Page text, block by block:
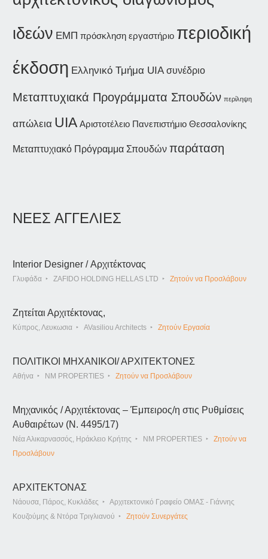
ιδεών ΕΜΠ πρόσκληση εργαστήριο περιοδική
έκδοση Ελληνικό Τμήμα UIA συνέδριο
Μεταπτυχιακά Προγράμματα Σπουδών περίληψη
απώλεια UIA Αριστοτέλειο Πανεπιστήμιο Θεσσαλονίκης
Μεταπτυχιακό Πρόγραμμα Σπουδών παράταση
ΝΕΕΣ ΑΓΓΕΛΙΕΣ
Interior Designer / Αρχιτέκτονας
Γλυφάδα ZAFIDO HOLDING HELLAS LTD Ζητούν να Προσλάβουν
Ζητείται Αρχιτέκτονας,
Κύπρος, Λευκωσια AVasiliou Architects Ζητούν Εργασία
ΠΟΛΙΤΙΚΟΙ ΜΗΧΑΝΙΚΟΙ/ ΑΡΧΙΤΕΚΤΟΝΕΣ
Αθήνα NM PROPERTIES Ζητούν να Προσλάβουν
Μηχανικός / Αρχιτέκτονας – Έμπειρος/η στις Ρυθμίσεις
Αυθαιρέτων (Ν. 4495/17)
Νέα Αλικαρνασσός, Ηράκλειο Κρήτης NM PROPERTIES
Ζητούν να
Προσλάβουν
ΑΡΧΙΤΕΚΤΟΝΑΣ
Νάουσα, Πάρος, Κυκλάδες
Αρχιτεκτονικό Γραφείο ΟΜΑΣ - Γιάννης
Κουζούμης & Ντόρα Τριγλιανού
Ζητούν Συνεργάτες